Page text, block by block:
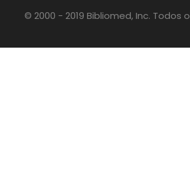
© 2000 - 2019 Bibliomed, Inc. Todos